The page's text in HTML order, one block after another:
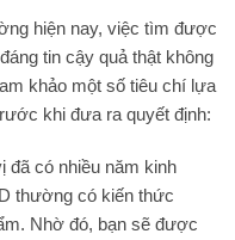
hiện nay, việc tìm được
tin cậy quả thật không
khảo một số tiêu chí lựa
khi đưa ra quyết định:
đã có nhiều năm kinh
thường có kiến thức
Nhờ đó, bạn sẽ được